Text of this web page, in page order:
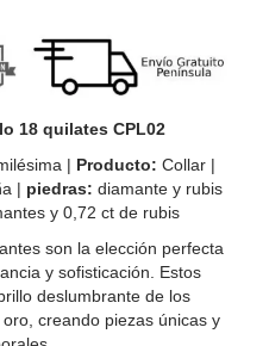
18 quilates CPL02
| Producto: Collar |
| piedras: diamante y rubis
y 0,72 ct de rubis
son la elección perfecta
y sofisticación. Estos
deslumbrante de los
creando piezas únicas y